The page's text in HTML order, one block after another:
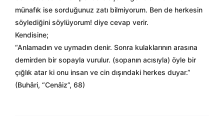
münafık ise sorduğunuz zatı bilmiyorum. Ben de herkesin
söylediğini söylüyorum! diye cevap verir.
Kendisine;
“Anlamadın ve uymadın denir. Sonra kulaklarının arasına
demirden bir sopayla vurulur. (sopanın acısıyla) öyle bir
çığlık atar ki onu insan ve cin dışındaki herkes duyar.”
(Buhâri, “Cenâiz”, 68)